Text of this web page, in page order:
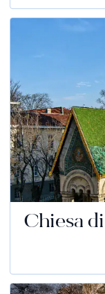
Chiesa